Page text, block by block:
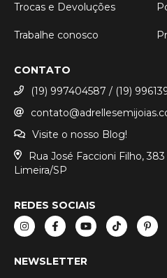
Trocas e Devoluções
Trabalhe conosco
CONTATO
(19) 997404587 / (19)
Visite o nosso Blog!
Rua José Faccioni Filho, 383
Limeira/SP
REDES SOCIAIS
NEWSLETTER